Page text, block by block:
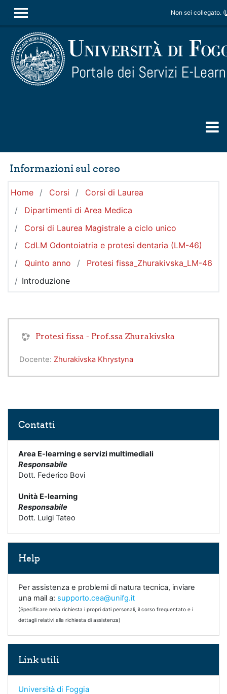
PANNELLO LATERALE
Non sei collegato. (
Informazioni sul corso
Home Corsi
Corsi di Laurea
Dipartimenti di Area Medica
Corsi di Laurea Magistrale a ciclo unico
CdLM Odontoiatria e protesi dentaria (LM-46)
Quinto anno
Protesi fissa_Zhurakivska_LM-46
Introduzione
Protesi fissa - Prof.ssa Zhurakivska
Docente: Zhurakivska Khrystyna
Contatti
Area E-learning e servizi multimediali
Responsabile
Dott. Federico Bovi
Unità E-learning
Responsabile
Dott. Luigi Tateo
Help
Per assistenza e problemi di natura tecnica, inviare
una mail a: supporto.cea@unifg.it
(Specificare nella richiesta i propri dati personali, il corso frequentato e i
dettagli relativi alla richiesta di assistenza)
Link utili
Università di Foggia